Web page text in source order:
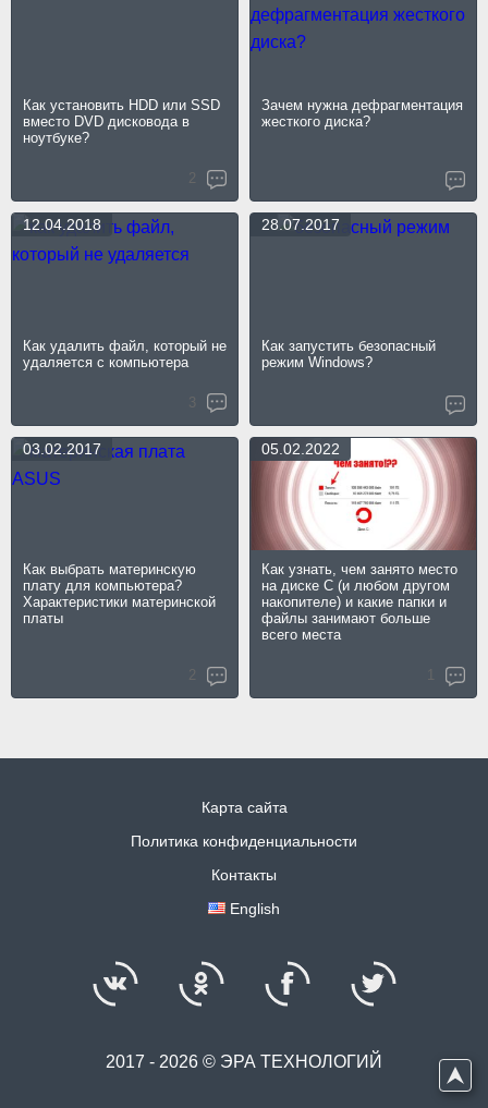
Как установить HDD или SSD
вместо DVD дисковода в
ноутбуке?
2
Зачем нужна дефрагментация
жесткого диска?
Как удалить файл, который не
удаляется с компьютера
12.04.2018
3
Как запустить безопасный
режим Windows?
28.07.2017
Как выбрать материнскую
плату для компьютера?
Характеристики материнской
платы
03.02.2017
2
Как узнать, чем занято место
на диске C (и любом другом
накопителе) и какие папки и
файлы занимают больше
всего места
05.02.2022
1
Карта сайта
Политика конфиденциальности
Контакты
English
2017 - 2026 © ЭРА ТЕХНОЛОГИЙ